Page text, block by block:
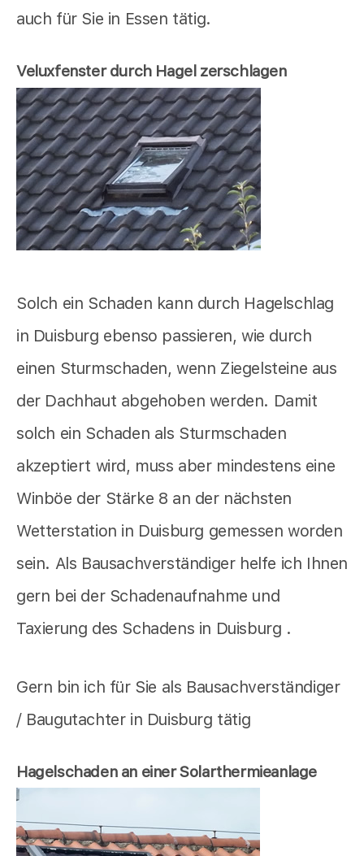
auch für Sie in Essen tätig.
Veluxfenster durch Hagel zerschlagen
Solch ein Schaden kann durch Hagelschlag
in Duisburg ebenso passieren, wie durch
einen Sturmschaden, wenn Ziegelsteine aus
der Dachhaut abgehoben werden. Damit
solch ein Schaden als Sturmschaden
akzeptiert wird, muss aber mindestens eine
Winböe der Stärke 8 an der nächsten
Wetterstation in Duisburg gemessen worden
sein. Als Bausachverständiger helfe ich Ihnen
gern bei der Schadenaufnahme und
Taxierung des Schadens in Duisburg .
Gern bin ich für Sie als Bausachverständiger
/ Baugutachter in Duisburg tätig
Hagelschaden an einer Solarthermieanlage